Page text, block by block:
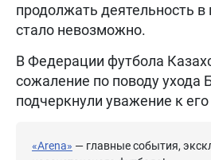
продолжать деятельность
стало невозможно.
В Федерации футбола
сожаление по поводу ухода
подчеркнули уважение к
«Arena» — главные события,